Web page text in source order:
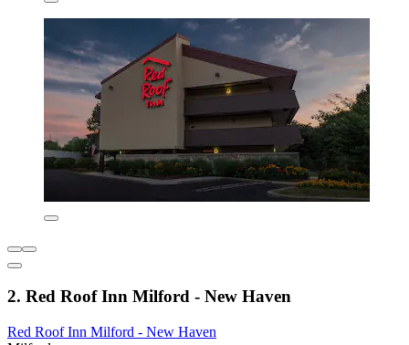
2. Red Roof Inn Milford - New Haven
Red Roof Inn Milford - New Haven